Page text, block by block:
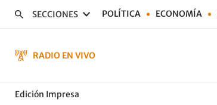
SECCIONES POLÍTICA ECONOMÍA
RADIO EN VIVO
Edición Impresa